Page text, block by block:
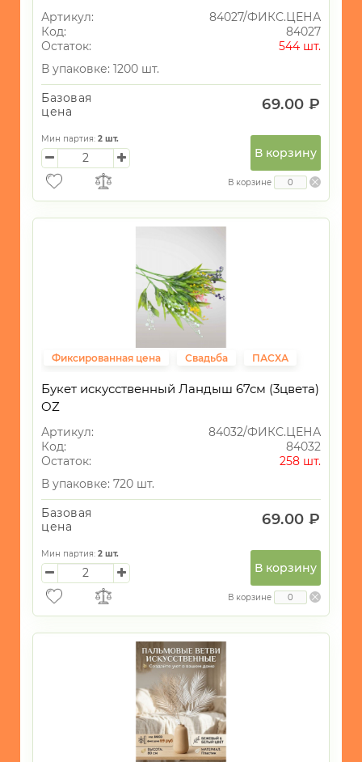
Артикул:
84027/ФИКС.ЦЕНА
Код:
84027
Остаток:
544 шт.
В упаковке: 1200 шт.
Базовая
цена
69.00 ₽
Мин партия: 2 шт.
В корзину
В корзине
Фиксированная цена Свадьба ПАСХА
Букет искусственный Ландыш 67см (3цвета)
OZ
Артикул:
84032/ФИКС.ЦЕНА
Код:
84032
Остаток:
258 шт.
В упаковке: 720 шт.
Базовая
цена
69.00 ₽
Мин партия: 2 шт.
В корзину
В корзине